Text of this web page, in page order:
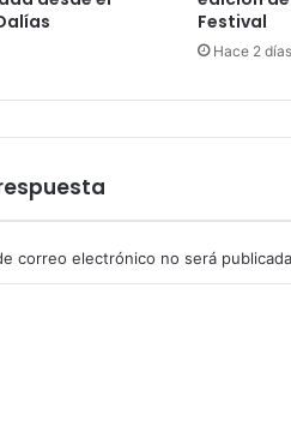
Festival
Hace 2 días
correo electrónico no será